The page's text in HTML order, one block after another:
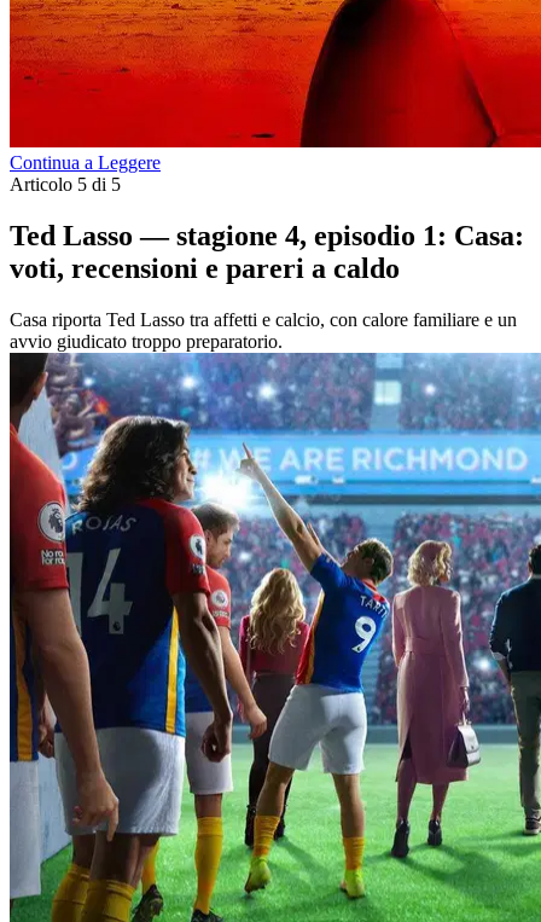
Continua a Leggere
Articolo 5 di 5
Ted Lasso — stagione 4, episodio 1: Casa:
voti, recensioni e pareri a caldo
Casa riporta Ted Lasso tra affetti e calcio, con calore familiare e un
avvio giudicato troppo preparatorio.